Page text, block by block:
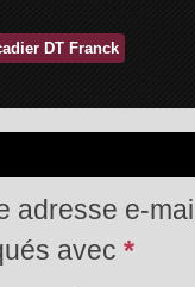
DT Franck
adresse e-
avec *